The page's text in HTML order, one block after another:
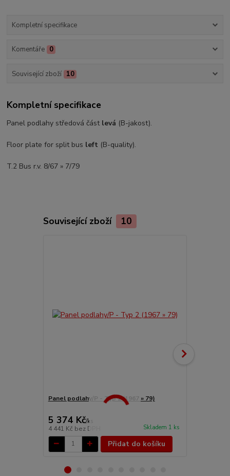
Kompletní specifikace
Komentáře 0
Související zboží 10
Kompletní specifikace
Panel podlahy středová část levá (B-jakost).
Floor plate for split bus left (B-quality).
T.2 Bus r.v. 8/67 » 7/79
Související zboží 10
Panel podlahy/P - Typ 2 (1967 » 79)
5 374 Kč/ks
4 441 Kč bez DPH Skladem 1 ks
Přidat do košíku